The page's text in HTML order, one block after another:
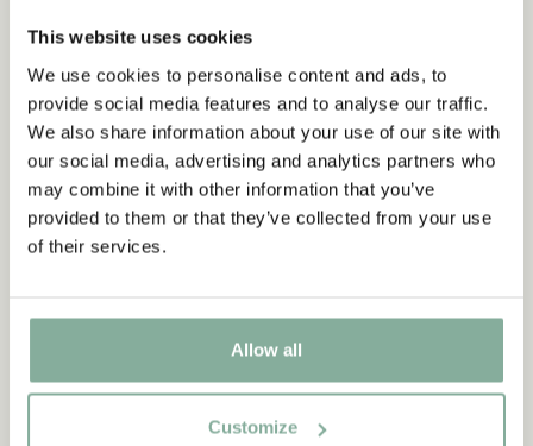
This website uses cookies
We use cookies to personalise content and ads, to
provide social media features and to analyse our traffic.
We also share information about your use of our site with
our social media, advertising and analytics partners who
may combine it with other information that you’ve
provided to them or that they’ve collected from your use
of their services.
Allow all
Customize